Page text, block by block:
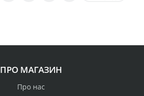
ПРО МАГАЗИН
Про нас